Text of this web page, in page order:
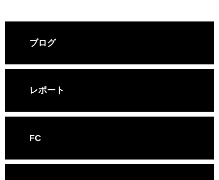
ブログ
レポート
FC